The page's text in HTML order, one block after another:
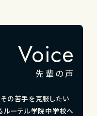
Voice
先輩の声
の苦手を克服したい
ルーテル学院中学校へ